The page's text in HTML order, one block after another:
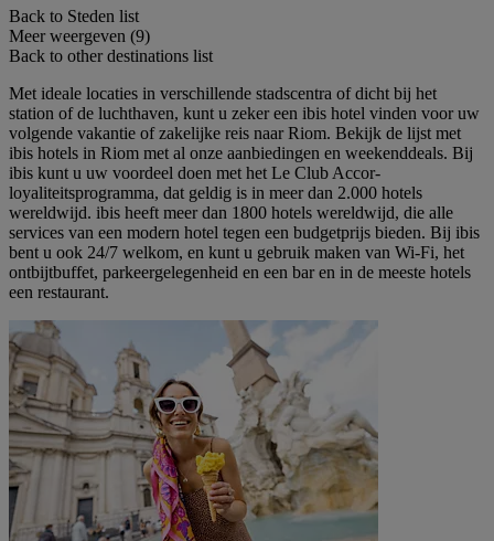
Back to Steden list
Meer weergeven (9)
Back to other destinations list
Met ideale locaties in verschillende stadscentra of dicht bij het
station of de luchthaven, kunt u zeker een ibis hotel vinden voor uw
volgende vakantie of zakelijke reis naar Riom. Bekijk de lijst met
ibis hotels in Riom met al onze aanbiedingen en weekenddeals. Bij
ibis kunt u uw voordeel doen met het Le Club Accor-
loyaliteitsprogramma, dat geldig is in meer dan 2.000 hotels
wereldwijd. ibis heeft meer dan 1800 hotels wereldwijd, die alle
services van een modern hotel tegen een budgetprijs bieden. Bij ibis
bent u ook 24/7 welkom, en kunt u gebruik maken van Wi-Fi, het
ontbijtbuffet, parkeergelegenheid en een bar en in de meeste hotels
een restaurant.